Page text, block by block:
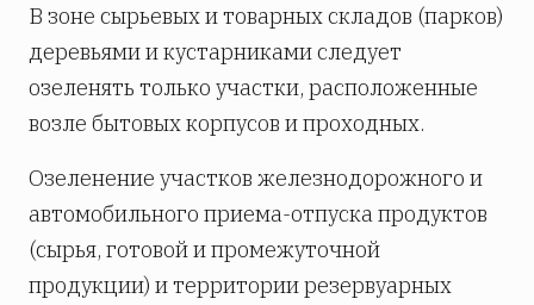
В зоне сырьевых и товарных складов (парков)
деревьями и кустарниками следует
озеленять только участки, расположенные
возле бытовых корпусов и проходных.
Озеленение участков железнодорожного и
автомобильного приема-отпуска продуктов
(сырья, готовой и промежуточной
продукции) и территории резервуарных